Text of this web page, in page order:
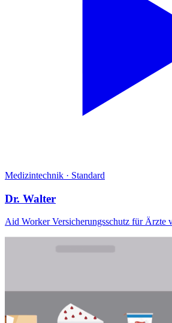
Medizintechnik · Standard
Dr. Walter
Aid Worker Versicherungsschutz für Ärzte